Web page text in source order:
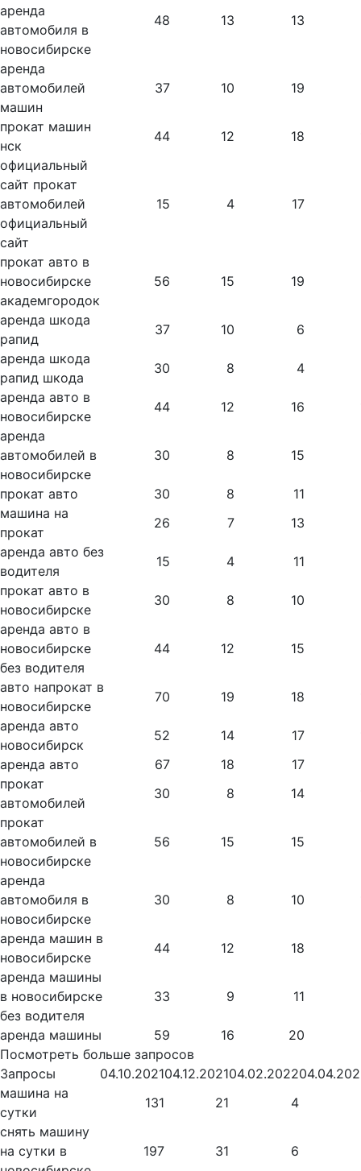
аренда
автомобиля в
новосибирске
48 13 13
аренда
автомобилей
машин
37 10 19
прокат машин
нск
44 12 18
официальный
сайт прокат
автомобилей
официальный
сайт
15 4 17
прокат авто в
новосибирске
академгородок
56 15 19
аренда шкода
рапид
37 10
6
аренда шкода
рапид шкода
30 8
4
аренда авто в
новосибирске
44 12 16
аренда
автомобилей в
новосибирске
30 8 15
прокат авто 30 8
11
машина на
прокат
26 7
13
аренда авто без
водителя
15 4
11
прокат авто в
новосибирске
30 8
10
аренда авто в
новосибирске
без водителя
44 12 15
авто напрокат в
новосибирске
70 19 18
аренда авто
новосибирск
52 14 17
аренда авто
67 18
17
прокат
автомобилей
30 8 14
прокат
автомобилей в
новосибирске
56 15 15
аренда
автомобиля в
новосибирске
30 8 10
аренда машин в
новосибирске
44 12
18
аренда машины
в новосибирске
без водителя
33 9 11
аренда машины 59 16
20
Посмотреть больше запросов
Запросы
04.10.202104.12.202104.02.2022
машина на
сутки
131 21 4
снять машину
на сутки в
197 31 6